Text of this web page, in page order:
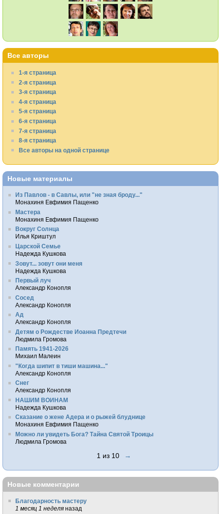
Все авторы
1-я страница
2-я страница
3-я страница
4-я страница
5-я страница
6-я страница
7-я страница
8-я страница
Все авторы на одной странице
Новые материалы
Из Павлов - в Савлы, или "не зная броду..."
Монахиня Евфимия Пащенко
Мастера
Монахиня Евфимия Пащенко
Вокруг Солнца
Илья Криштул
Царской Семье
Надежда Кушкова
Зовут... зовут они меня
Надежда Кушкова
Первый луч
Александр Конопля
Сосед
Александр Конопля
Ад
Александр Конопля
Детям о Рождестве Иоанна Предтечи
Людмила Громова
Память 1941-2026
Михаил Малеин
"Когда шипит в тиши машина..."
Александр Конопля
Снег
Александр Конопля
НАШИМ ВОИНАМ
Надежда Кушкова
Сказание о жене Адера и о рыжей блуднице
Монахиня Евфимия Пащенко
Можно ли увидеть Бога? Тайна Святой Троицы
Людмила Громова
1 из 10 →
Новые комментарии
Благодарность мастеру
1 месяц 1 неделя назад